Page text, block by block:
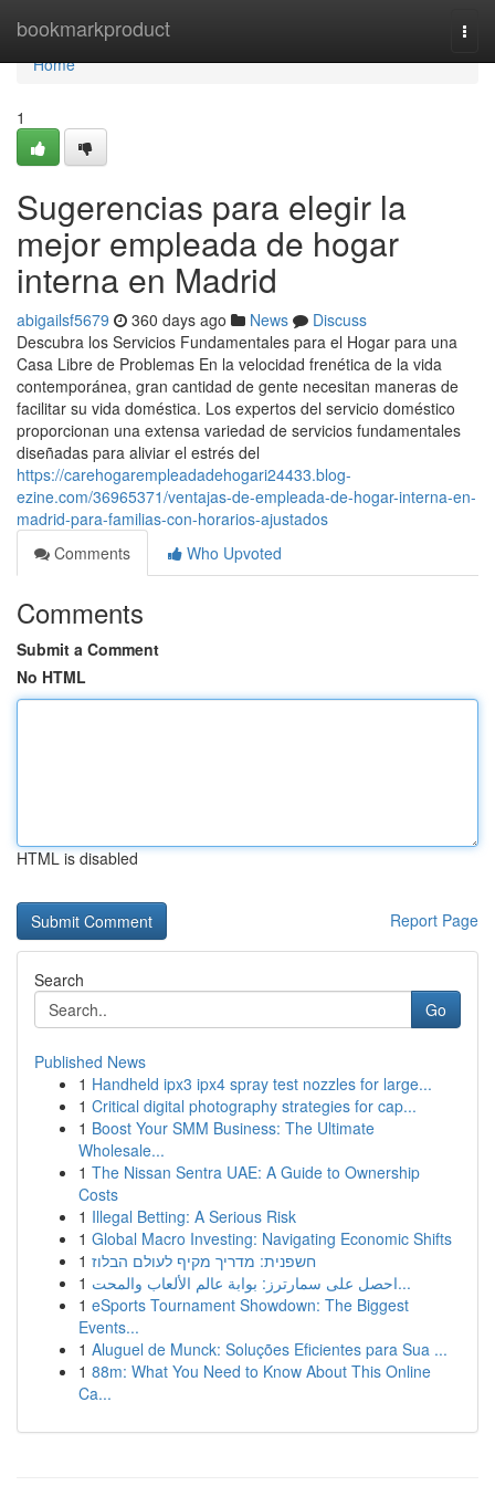
bookmarkproduct
Home
Home
1
Sugerencias para elegir la
mejor empleada de hogar
interna en Madrid
abigailsf5679 360 days ago News
Discuss
Descubra los Servicios Fundamentales para el Hogar para una
Casa Libre de Problemas En la velocidad frenética de la vida
contemporánea, gran cantidad de gente necesitan maneras de
facilitar su vida doméstica. Los expertos del servicio doméstico
proporcionan una extensa variedad de servicios fundamentales
diseñadas para aliviar el estrés del
https://carehogarempleadadehogari24433.blog-
ezine.com/36965371/ventajas-de-empleada-de-hogar-interna-en-
madrid-para-familias-con-horarios-ajustados
Comments
Who Upvoted
Comments
Submit a Comment
No HTML
HTML is disabled
Report Page
Search
Go
Published News
1 Handheld ipx3 ipx4 spray test nozzles for large...
1 Critical digital photography strategies for cap...
1 Boost Your SMM Business: The Ultimate
Wholesale...
1 The Nissan Sentra UAE: A Guide to Ownership
Costs
1 Illegal Betting: A Serious Risk
1 Global Macro Investing: Navigating Economic Shifts
1 חשפנית: מדריך מקיף לעולם הבלוז
1
احصل على سمارترز: بوابة عالم الألعاب والمحت...
1 eSports Tournament Showdown: The Biggest
Events...
1 Aluguel de Munck: Soluções Eficientes para Sua ...
1 88m: What You Need to Know About This Online
Ca...